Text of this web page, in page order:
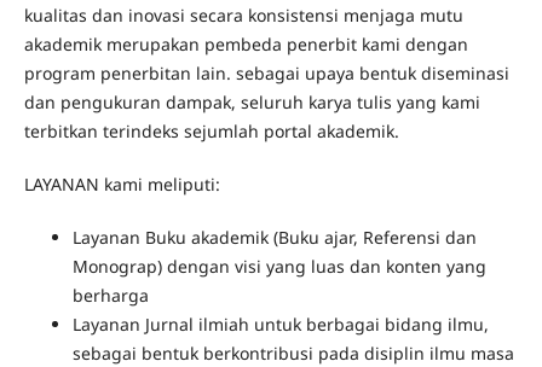
kualitas dan inovasi secara konsistensi menjaga mutu
akademik merupakan pembeda penerbit kami dengan
program penerbitan lain. sebagai upaya bentuk diseminasi
dan pengukuran dampak, seluruh karya tulis yang kami
terbitkan terindeks sejumlah portal akademik.
LAYANAN kami meliputi:
Layanan Buku akademik (Buku ajar, Referensi dan
Monograp) dengan visi yang luas dan konten yang
berharga
Layanan Jurnal ilmiah untuk berbagai bidang ilmu,
sebagai bentuk berkontribusi pada disiplin ilmu masa